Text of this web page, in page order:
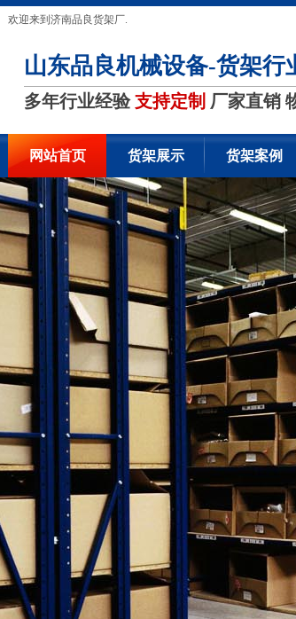
欢迎来到济南品良货架厂.
山东品良机械设备-货架行
多年行业经验支持定制 厂家直销
网站首页 货架展示 货架案例